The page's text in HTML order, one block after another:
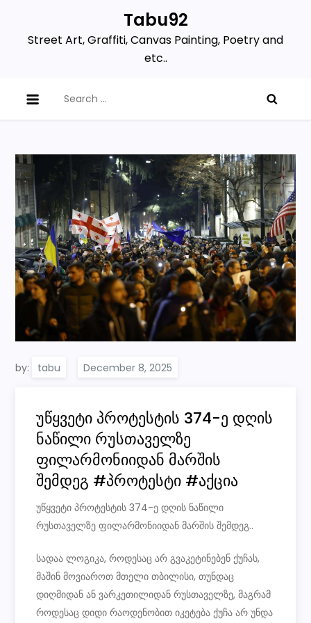
content
Tabu92
Street Art, Graffiti, Canvas Painting, Poetry and
etc..
for:
by: tabu
უწყვეტი პროტესტის 374-ე დღის
ნაწილი რუსთაველზე
ფილარმონიიდან მარშის
შემდეგ #პროტესტი #აქცია
უწყვეტი პროტესტის 374-ე დღის ნაწილი
რუსთაველზე ფილარმონიიდან მარშის შემდეგ..
სადაა ლოგიკა, როდესაც არ გვაკეტინებენ ქუჩას,
მაშინ მოვიაროთ მთელი თბილისი, თუნდაც
დიღმიდან ან ვარკეთილიდან რუსთაველზე, მაგრამ
როდესაც დიდი რაოდენობით იკეტება ქუჩა არ უნდა